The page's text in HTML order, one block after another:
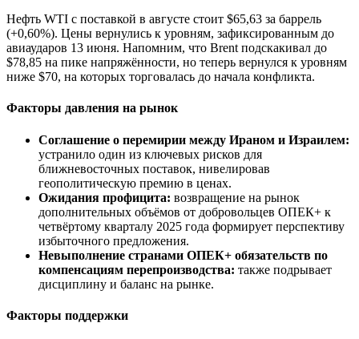
Нефть WTI с поставкой в августе стоит $65,63 за баррель
(+0,60%). Цены вернулись к уровням, зафиксированным до
авиаударов 13 июня. Напомним, что Brent подскакивал до
$78,85 на пике напряжённости, но теперь вернулся к уровням
ниже $70, на которых торговалась до начала конфликта.
Факторы давления на рынок
Соглашение о перемирии между Ираном и Израилем:
устранило один из ключевых рисков для
ближневосточных поставок, нивелировав
геополитическую премию в ценах.
Ожидания профицита: возвращение на рынок
дополнительных объёмов от добровольцев ОПЕК+ к
четвёртому кварталу 2025 года формирует перспективу
избыточного предложения.
Невыполнение странами ОПЕК+ обязательств по
компенсациям перепроизводства: также подрывает
дисциплину и баланс на рынке.
Факторы поддержки